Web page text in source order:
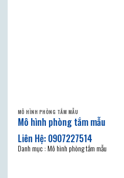
MÔ HÌNH PHÒNG TẮM MẪU
Mô hình phòng tắm mẫu
Danh mục : Mô hình phòng tắm mẫu